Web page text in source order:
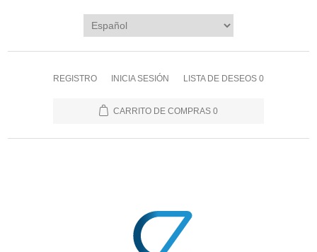
REGISTRO INICIA SESIÓN LISTA DE DESEOS 0
CARRITO DE COMPRAS 0